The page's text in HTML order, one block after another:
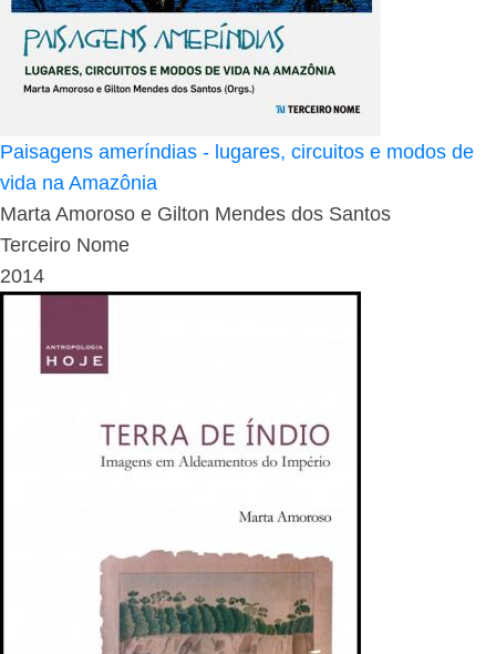
Paisagens ameríndias - lugares, circuitos e modos de
vida na Amazônia
Marta Amoroso e Gilton Mendes dos Santos
Terceiro Nome
2014